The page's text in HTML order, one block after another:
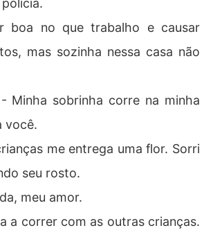
boa no que trabalho e causar
mas sozinha nessa casa não
Minha sobrinha corre na minha
você.
me entrega uma flor. Sorri
seu rosto.
meu amor.
a correr com as outras crianças.